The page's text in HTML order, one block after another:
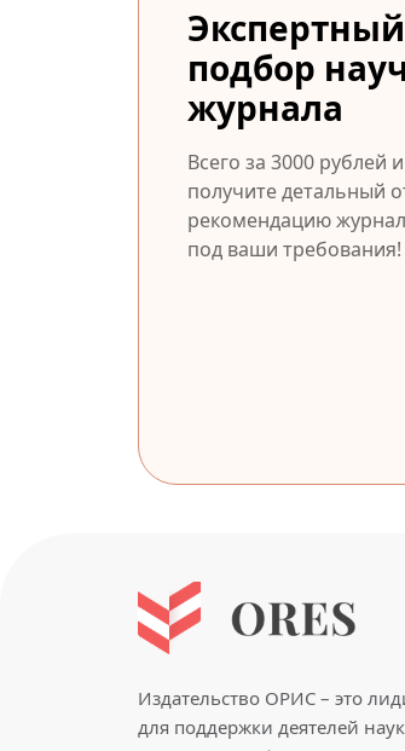
Экспертный
подбор
журнала
Всего за 3000 рублей
получите детальный
рекомендацию
под ваши требования!
Издательство ОРИС – это
для поддержки деятелей